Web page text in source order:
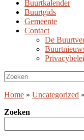
Buurtkalender
Buurtgids
Gemeente
Contact
De
Zoeken
naar:
Home » Uncategorized »
Zoeken